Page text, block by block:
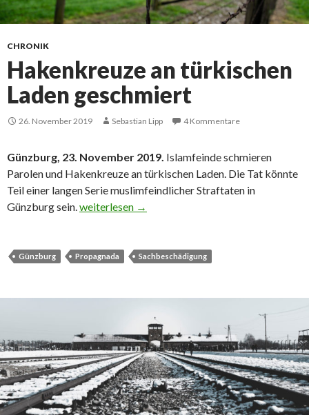
CHRONIK
Hakenkreuze an türkischen
Laden geschmiert
26. November 2019 Sebastian Lipp 4 Kommentare
Günzburg, 23. November 2019. Islamfeinde schmieren
Parolen und Hakenkreuze an türkischen Laden. Die Tat könnte
Teil einer langen Serie muslimfeindlicher Straftaten in
Günzburg sein.Hakenkreuze an türkischen Laden geschmiert
weiterlesen →
Günzburg Propagnada Sachbeschädigung